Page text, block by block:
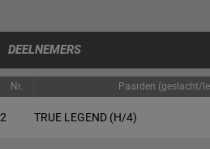
DEELNEMERS
Nr. Paarden (geslacht/
2 TRUE LEGEND (H/4)